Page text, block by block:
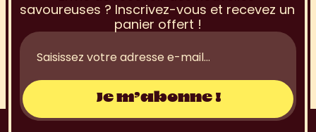
savoureuses ? Inscrivez-vous et recevez un
panier offert !